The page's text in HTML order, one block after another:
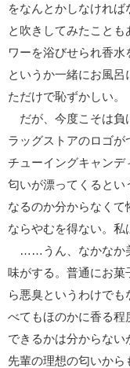
をなんとかしなけれ
と吹きしてみたこと
ワーを浴びせられ香水
というか一緒にお風
ただけで恥ずかしい。
だが、今度こそは負
ラッグストアのロゴが
チューイングキャン
匂いが漂ってくるとい
なるのか分からなく
ならやむを得ない。私
……うん、なかなか
味がする。普通にお菓
ら悪臭というわけで
べてもほのかに香る程
できるかは分からな
先輩の理想の匂いか